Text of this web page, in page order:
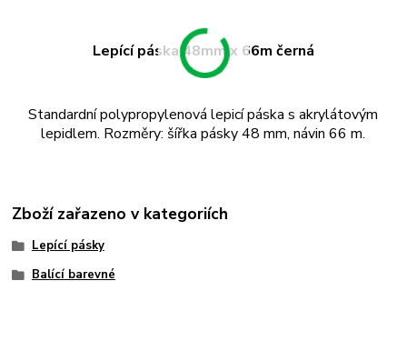
Lepící páska 48mm x 66m černá
Standardní polypropylenová lepicí páska s akrylátovým
lepidlem. Rozměry: šířka pásky 48 mm, návin 66 m.
Zboží zařazeno v kategoriích
Lepící pásky
Balící barevné